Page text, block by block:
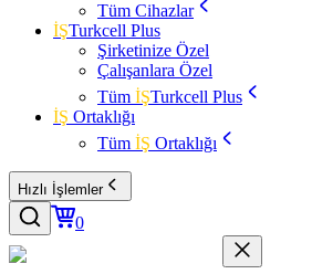
Tüm Cihazlar
İŞTurkcell Plus
Şirketinize Özel
Çalışanlara Özel
Tüm İŞTurkcell Plus
İŞ Ortaklığı
Tüm İŞ Ortaklığı
Hızlı İşlemler
0